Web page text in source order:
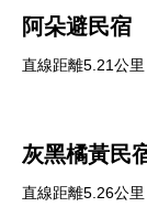
阿朵避民宿
直線距離5.21公里
灰黑橘黃民
直線距離5.26公里